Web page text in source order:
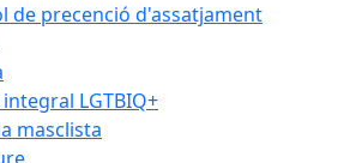
de precenció d'assatjament
LGTBIQ+
masclista